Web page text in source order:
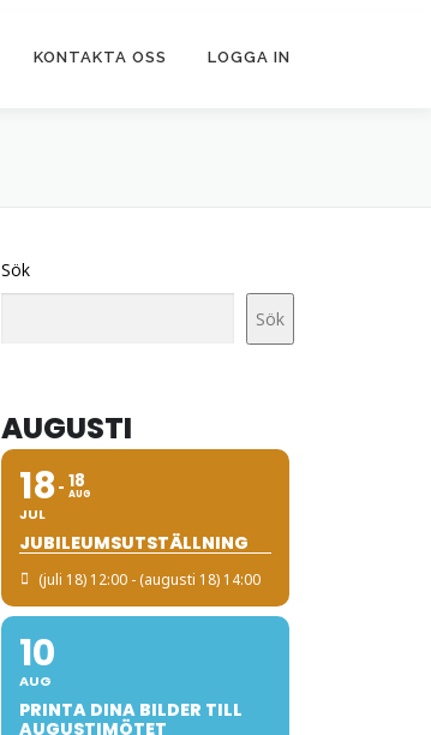
KONTAKTA OSS LOGGA IN
Sök
Sök
AUGUSTI
18
JUL
18
AUG
JUBILEUMSUTSTÄLLNING
(juli 18) 12:00 - (augusti 18) 14:00
10
AUG
PRINTA DINA BILDER TILL
AUGUSTIMÖTET